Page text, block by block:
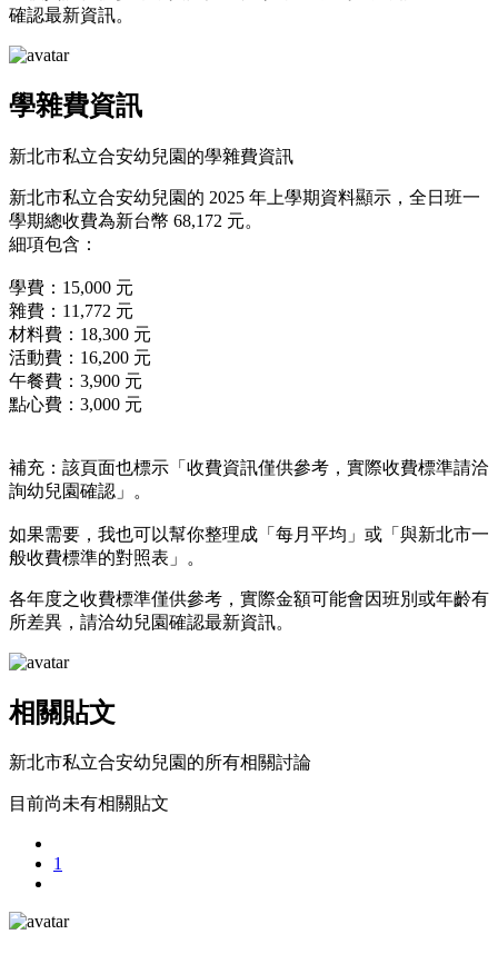
確認最新資訊。
學雜費資訊
新北市私立合安幼兒園的學雜費資訊
新北市私立合安幼兒園的 2025 年上學期資料顯示，全日班一
學期總收費為新台幣 68,172 元。
細項包含：
學費：15,000 元
雜費：11,772 元
材料費：18,300 元
活動費：16,200 元
午餐費：3,900 元
點心費：3,000 元
補充：該頁面也標示「收費資訊僅供參考，實際收費標準請洽
詢幼兒園確認」。
如果需要，我也可以幫你整理成「每月平均」或「與新北市一
般收費標準的對照表」。
各年度之收費標準僅供參考，實際金額可能會因班別或年齡有
所差異，請洽幼兒園確認最新資訊。
相關貼文
新北市私立合安幼兒園的所有相關討論
目前尚未有相關貼文
1